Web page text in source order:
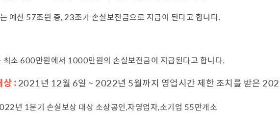
예산 57조원 중, 23조가 손실보전금으로 지급이 된다고 합니다.
최소 600만원에서 1000만원의 손실보전금이 지급된다고 합니다.
상 : 2021년 12월 6일 ~ 2022년 5월까지 영업시간 제한 조치를 받은
1분기 손실보상 대상 소상공인,자영업자,소기업 55만개소